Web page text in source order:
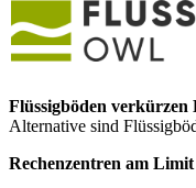
Flüssigböden verkürzen
Alternative sind
Rechenzentren am Limit